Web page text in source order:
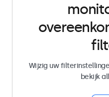
Wijzig uw
bekijk